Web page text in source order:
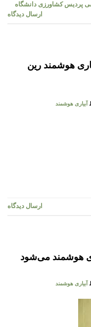
پردیس کشاورزی دانشگاه
ارسال دیدگاه
هوشمند رین
آبیاری هوشمند
ارسال دیدگاه
هوشمند می‌شود
آبیاری هوشمند